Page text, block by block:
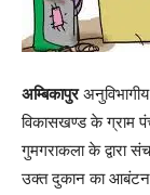
अम्बिकापुरअनुविभागीय
विकासखण्ड के ग्राम
गुमगराकला के द्वारा
उक्त दुकान का आबंटन